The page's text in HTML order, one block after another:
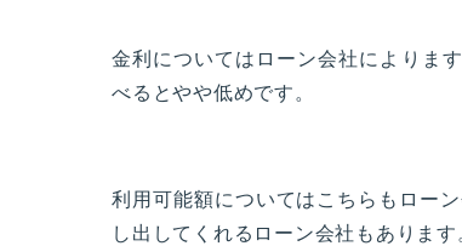
金利についてはローン会社によりま
べるとやや低めです。
利用可能額についてはこちらもロー
し出してくれるローン会社もあります